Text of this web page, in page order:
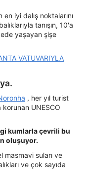
en iyi dalış noktalarını
tanışın, 10'a
yaşayan şişe
VATUVARIYLA
, her yıl turist
UNESCO
kumlarla çevrili bu
oluşuyor.
masmavi suları ve
ve çok sayıda